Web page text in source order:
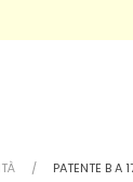
PATENTE B A